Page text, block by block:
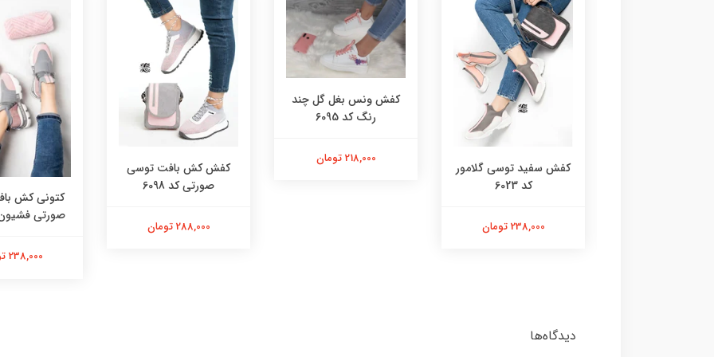
کفش سفید توسی گلامور
کد 6023
238,000 تومان
کفش ونس بغل گل چند
رنگ کد 6095
218,000 تومان
کفش کش بافت توسی
صورتی کد 6098
288,000 تومان
کتونی کش
صورتی فشیون کد
238,000 تومان
دیدگاه‌ها